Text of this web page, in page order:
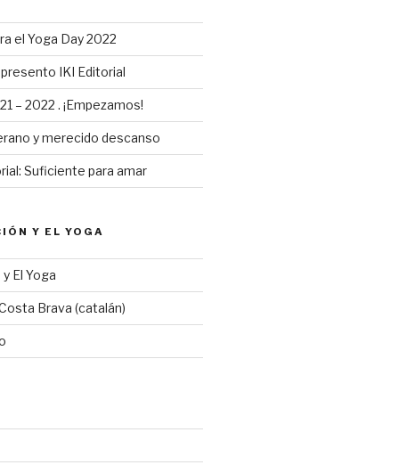
el Yoga Day 2022
IKI Editorial
– 2022 . ¡Empezamos!
y merecido descanso
Suficiente para amar
Y EL YOGA
El Yoga
Brava (catalán)